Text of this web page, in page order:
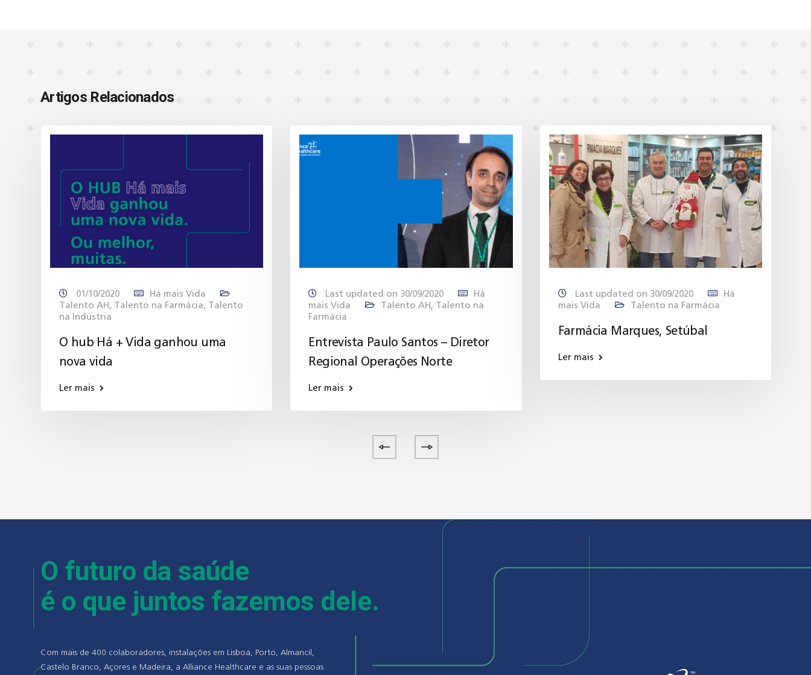
Artigos Relacionados
01/10/2020
Há mais Vida
Talento AH , Talento na Farmácia,
Talento
na Indústria
O hub Há + Vida ganhou uma
nova vida
Ler mais
Last updated on 30/09/2020
Há
mais Vida
Talento AH ,
Talento na
Farmácia
Entrevista Paulo Santos – Diretor
Regional Operações Norte
Ler mais
Last updated on 30/09/2020
Há
mais Vida
Talento na Farmácia
Farmácia Marques, Setúbal
Ler mais
O futuro da saúde
é o que juntos fazemos dele.
Com mais de 400 colaboradores, instalações em Lisboa, Porto, Almancil,
Castelo Branco, Açores e Madeira, a Alliance Healthcare e as suas pessoas